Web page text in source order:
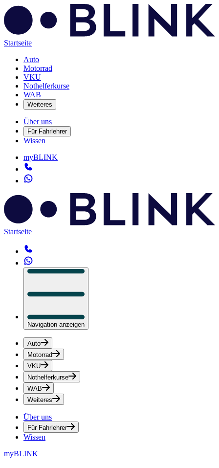
Startseite
Auto
Motorrad
VKU
Nothelferkurse
WAB
Weiteres
Über uns
Für Fahrlehrer
Wissen
myBLINK
Startseite
Navigation anzeigen
Auto
Motorrad
VKU
Nothelferkurse
WAB
Weiteres
Über uns
Für Fahrlehrer
Wissen
myBLINK